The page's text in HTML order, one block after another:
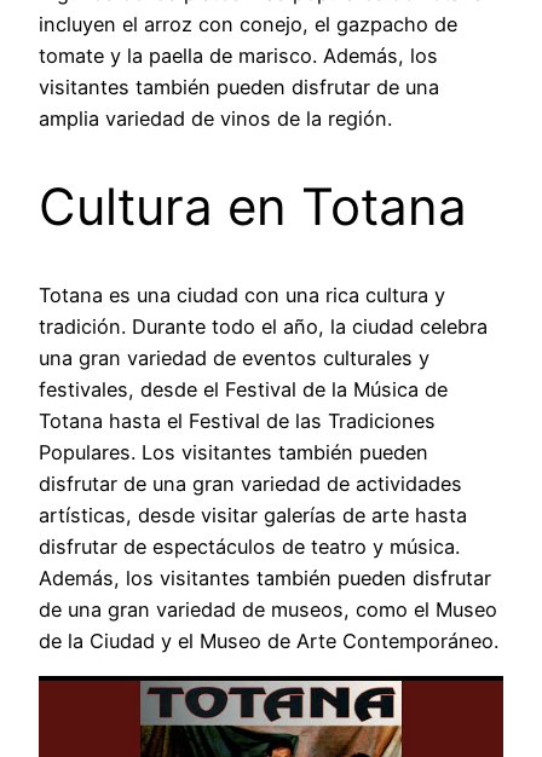
incluyen el arroz con conejo, el gazpacho de
tomate y la paella de marisco. Además, los
visitantes también pueden disfrutar de una
amplia variedad de vinos de la región.
Cultura en Totana
Totana es una ciudad con una rica cultura y
tradición. Durante todo el año, la ciudad celebra
una gran variedad de eventos culturales y
festivales, desde el Festival de la Música de
Totana hasta el Festival de las Tradiciones
Populares. Los visitantes también pueden
disfrutar de una gran variedad de actividades
artísticas, desde visitar galerías de arte hasta
disfrutar de espectáculos de teatro y música.
Además, los visitantes también pueden disfrutar
de una gran variedad de museos, como el Museo
de la Ciudad y el Museo de Arte Contemporáneo.